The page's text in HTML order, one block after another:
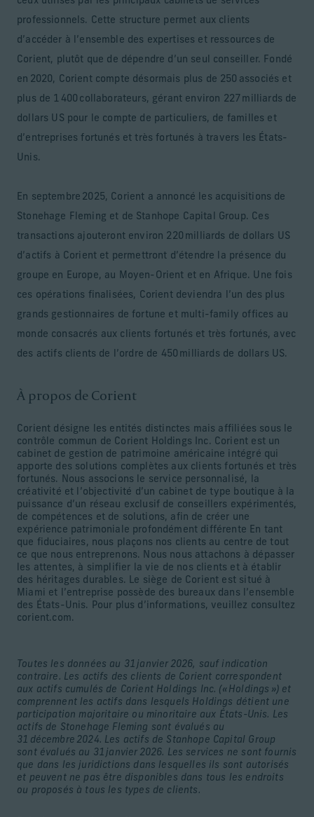
professionnels. Cette structure permet aux clients
d’accéder à l’ensemble des expertises et ressources de
Corient, plutôt que de dépendre d’un seul conseiller. Fondé
en 2020, Corient compte désormais plus de 250 associés et
plus de 1 400 collaborateurs, gérant environ 227 milliards de
dollars US pour le compte de particuliers, de familles et
d’entreprises fortunés et très fortunés à travers les États-
Unis.
En septembre 2025, Corient a annoncé les acquisitions de
Stonehage Fleming et de Stanhope Capital Group. Ces
transactions ajouteront environ 220 milliards de dollars US
d’actifs à Corient et permettront d’étendre la présence du
groupe en Europe, au Moyen-Orient et en Afrique. Une fois
ces opérations finalisées, Corient deviendra l’un des plus
grands gestionnaires de fortune et multi-family offices au
monde consacrés aux clients fortunés et très fortunés, avec
des actifs clients de l’ordre de 450 milliards de dollars US.
À propos de Corient
Corient désigne les entités distinctes mais affiliées sous le
contrôle commun de Corient Holdings Inc. Corient est un
cabinet de gestion de patrimoine américaine intégré qui
apporte des solutions complètes aux clients fortunés et très
fortunés. Nous associons le service personnalisé, la
créativité et l’objectivité d’un cabinet de type boutique à la
puissance d’un réseau exclusif de conseillers expérimentés,
de compétences et de solutions, afin de créer une
expérience patrimoniale profondément différente En tant
que fiduciaires, nous plaçons nos clients au centre de tout
ce que nous entreprenons. Nous nous attachons à dépasser
les attentes, à simplifier la vie de nos clients et à établir
des héritages durables. Le siège de Corient est situé à
Miami et l’entreprise possède des bureaux dans l’ensemble
des États-Unis. Pour plus d’informations, veuillez consultez
corient.com.
Toutes les données au 31 janvier 2026, sauf indication
contraire. Les actifs des clients de Corient correspondent
aux actifs cumulés de Corient Holdings Inc. (« Holdings ») et
comprennent les actifs dans lesquels Holdings détient une
participation majoritaire ou minoritaire aux États-Unis. Les
actifs de Stonehage Fleming sont évalués au
31 décembre 2024. Les actifs de Stanhope Capital Group
sont évalués au 31 janvier 2026. Les services ne sont fournis
que dans les juridictions dans lesquelles ils sont autorisés
et peuvent ne pas être disponibles dans tous les endroits
ou proposés à tous les types de clients.